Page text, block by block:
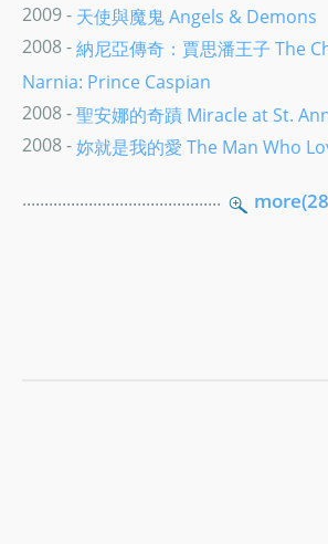
2009 - 天使與魔鬼 Angels & Demons
2008 -納尼亞傳奇：賈思潘王子 The
Narnia: Prince Caspian
2008 -聖安娜的奇蹟 Miracle at St.
2008 -妳就是我的愛 The Man Who
.............................................